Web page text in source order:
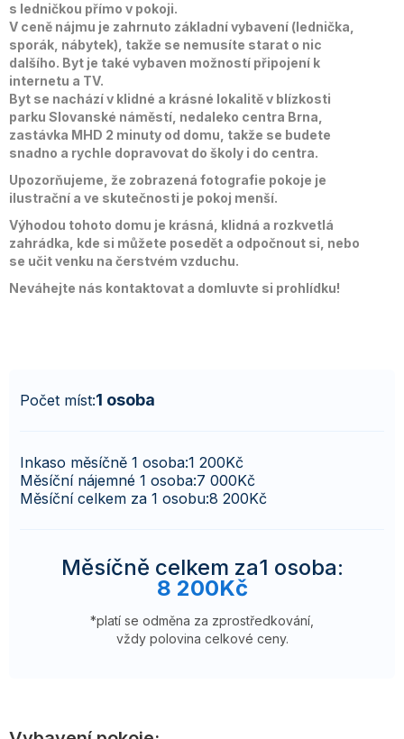
s ledničkou přímo v pokoji.
V ceně nájmu je zahrnuto základní vybavení (lednička,
sporák, nábytek), takže se nemusíte starat o nic
dalšího. Byt je také vybaven možností připojení k
internetu a TV.
Byt se nachází v klidné a krásné lokalitě v blízkosti
parku Slovanské náměstí, nedaleko centra Brna,
zastávka MHD 2 minuty od domu, takže se budete
snadno a rychle dopravovat do školy i do centra.
Upozorňujeme, že zobrazená fotografie pokoje je
ilustrační a ve skutečnosti je pokoj menší.
Výhodou tohoto domu je krásná, klidná a rozkvetlá
zahrádka, kde si můžete posedět a odpočnout si, nebo
se učit venku na čerstvém vzduchu.
Neváhejte nás kontaktovat a domluvte si prohlídku!
Počet míst:1 osoba
Inkaso měsíčně 1 osoba:1 200Kč
Měsíční nájemné 1 osoba:7 000Kč
Měsíční celkem za 1 osobu:8 200Kč
Měsíčně celkem za1 osoba:
8 200Kč
*platí se odměna za zprostředkování,
vždy polovina celkové ceny.